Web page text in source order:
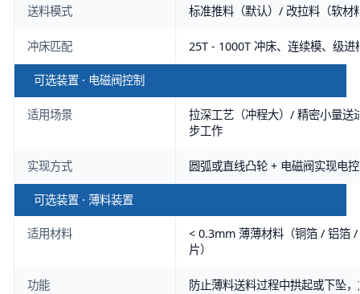
送料模式 标准推料（默认）/ 改拉料（软材
冲床匹配 25T - 1000T 冲床、连续模、级进
可选装置 · 电磁阀控制
适用场景
拉深工艺（冲程大）/ 精密小量送
步工作
实现方式 圆弧或直线凸轮 + 电磁阀实现电
可选装置 · 薄料装置
适用材料
< 0.3mm 薄薄材料（铜箔 / 铝箔
片）
功能 防止薄料送料过程中拱起或下坠